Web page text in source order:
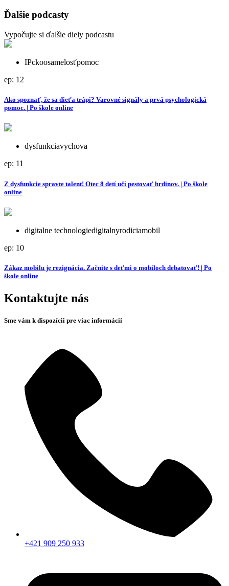
Ďalšie podcasty
Vypočujte si ďalšie diely podcastu
IPckoosamelosťpomoc
ep: 12
Ako spoznať, že sa dieťa trápi? Varovné signály a prvá psychologická
pomoc. | Po škole online
dysfunkciavychova
ep: 11
Z dysfunkcie spravte talent! Otec 8 detí učí pestovať hrdinov. | Po škole
online
digitalne technologiedigitalnyrodiciamobil
ep: 10
Zákaz mobilu je rezignácia. Začnite s deťmi o mobiloch debatovať! | Po
škole online
Kontaktujte nás
Sme vám k dispozícii pre viac informácií
+421 909 250 933